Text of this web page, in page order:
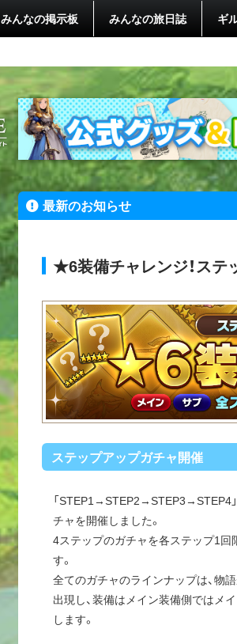
みんなの掲示板 みんなの旅日誌 ギ
最新のお知らせ
★6装備チャレンジ！ステ
ステップアップガチャ開催
「STEP1→STEP2→STEP3→STEP4
チャを開催しました。
4ステップのガチャを各ステップ1回
す。
全てのガチャのラインナップは、物
出現し、装備はメイン装備側ではメ
します。